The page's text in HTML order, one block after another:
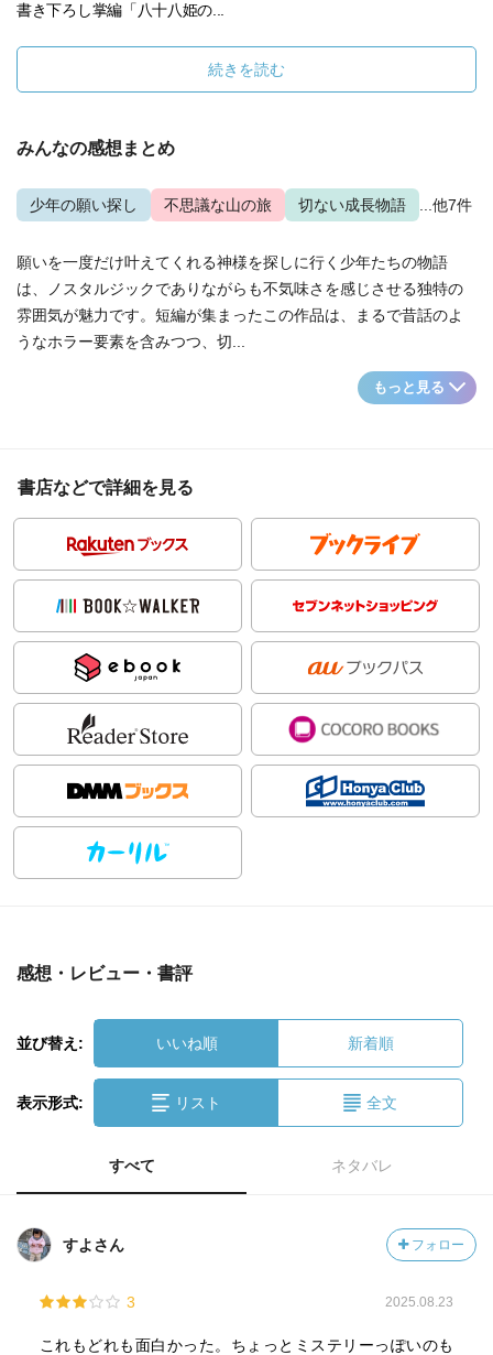
書き下ろし掌編「八十八姫の...
続きを読む
みんなの感想まとめ
少年の願い探し 不思議な山の旅 切ない成長物語 ...他7件
願いを一度だけ叶えてくれる神様を探しに行く少年たちの物語
は、ノスタルジックでありながらも不気味さを感じさせる独特の
雰囲気が魅力です。短編が集まったこの作品は、まるで昔話のよ
うなホラー要素を含みつつ、切...
もっと見る
書店などで詳細を見る
感想・レビュー・書評
並び替え: いいね順 新着順
表示形式: リスト 全文
すべて ネタバレ
すよさん フォロー
3 2025.08.23
これもどれも面白かった。ちょっとミステリーっぽいのも